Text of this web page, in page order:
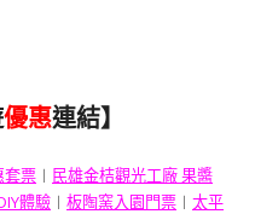
優惠連結】
套票 ︱ 民雄金桔觀光工廠 果醬
體驗 ︱ 板陶窯入園門票 ︱ 太平